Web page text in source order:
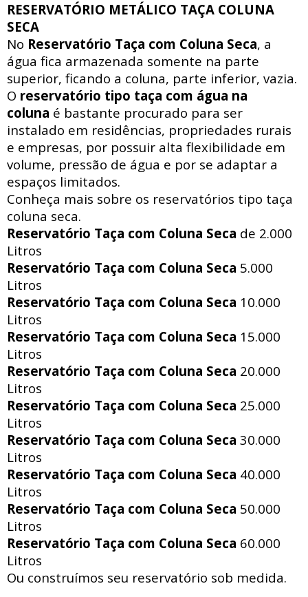
RESERVATÓRIO METÁLICO TAÇA COLUNA
SECA
No Reservatório Taça com Coluna Seca, a
água fica armazenada somente na parte
superior, ficando a coluna, parte inferior, vazia.
O reservatório tipo taça com água na
coluna é bastante procurado para ser
instalado em residências, propriedades rurais
e empresas, por possuir alta flexibilidade em
volume, pressão de água e por se adaptar a
espaços limitados.
Conheça mais sobre os reservatórios tipo taça
coluna seca.
Reservatório Taça com Coluna Seca de 2.000
Litros
Reservatório Taça com Coluna Seca 5.000
Litros
Reservatório Taça com Coluna Seca 10.000
Litros
Reservatório Taça com Coluna Seca 15.000
Litros
Reservatório Taça com Coluna Seca 20.000
Litros
Reservatório Taça com Coluna Seca 25.000
Litros
Reservatório Taça com Coluna Seca 30.000
Litros
Reservatório Taça com Coluna Seca 40.000
Litros
Reservatório Taça com Coluna Seca 50.000
Litros
Reservatório Taça com Coluna Seca 60.000
Litros
Ou construímos seu reservatório sob medida.